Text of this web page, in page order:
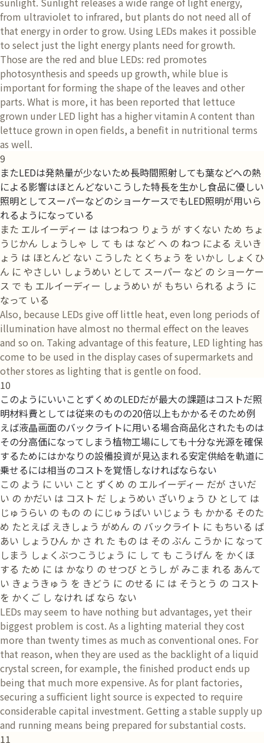
from ultraviolet to infrared, but plants do not need all of
that energy in order to grow. Using LEDs makes it possible
to select just the light energy plants need for growth.
Those are the red and blue LEDs: red promotes
photosynthesis and speeds up growth, while blue is
important for forming the shape of the leaves and other
parts. What is more, it has been reported that lettuce
grown under LED light has a higher vitamin A content than
lettuce grown in open fields, a benefit in nutritional terms
as well.
9
またLEDは発熱量が少ないため長時間照射しても葉などへの熱
による影響はほとんどないこうした特長を生かし食品に優しい
照明としてスーパーなどのショーケースでもLED照明が用いら
れるようになっている
また エルイーディー は はつねつ りょう が すくない ため ちょ
うじかん しょうしゃ し て も は など へ の ねつ による えいき
ょう は ほとんど ない こうした とくちょう を いかし しょくひ
ん に やさしい しょうめい として スーパー など の ショーケー
ス で も エルイーディー しょうめい が もちい られる よう に
なって いる
Also, because LEDs give off little heat, even long periods of
illumination have almost no thermal effect on the leaves
and so on. Taking advantage of this feature, LED lighting has
come to be used in the display cases of supermarkets and
other stores as lighting that is gentle on food.
10
このようにいいことずくめのLEDだが最大の課題はコストだ照
明材料費としては従来のものの20倍以上もかかるそのため例
えば液晶画面のバックライトに用いる場合商品化されたものは
その分高価になってしまう植物工場にしても十分な光源を確保
するためにはかなりの設備投資が見込まれる安定供給を軌道に
乗せるには相当のコストを覚悟しなければならない
この よう に いい こと ずくめ の エルイーディー だが さいだ
い の かだい は コスト だ しょうめい ざいりょう ひ として は
じゅうらい の もの の にじゅうばい いじょう も かかる そのた
め たとえば えきしょう がめん の バックライト に もちいる ば
あい しょうひん か さ れ た もの は その ぶん こうか に なって
しまう しょくぶつこうじょう に し て も こうげん を かくほ
する ため に は かなり の せつび とうし が みこま れる あんて
い きょうきゅう を きどう に のせる に は そうとう の コスト
を かくご し なけれ ば なら ない
LEDs may seem to have nothing but advantages, yet their
biggest problem is cost. As a lighting material they cost
more than twenty times as much as conventional ones. For
that reason, when they are used as the backlight of a liquid
crystal screen, for example, the finished product ends up
being that much more expensive. As for plant factories,
securing a sufficient light source is expected to require
considerable capital investment. Getting a stable supply up
and running means being prepared for substantial costs.
11